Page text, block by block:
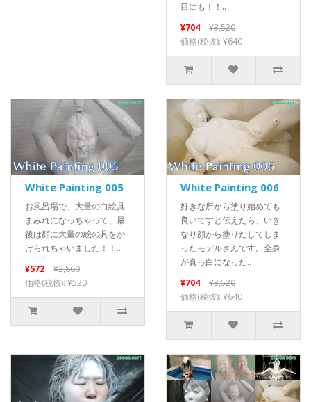
目にも！！..
¥704
¥3,520
価格(税抜): ¥640
White Painting 005
お風呂場で、大量の白絵具
まみれになっちゃって、最
後は顔に大量の絵の具をか
けられちゃいました！！..
¥572
¥2,860
価格(税抜): ¥520
White Painting 006
好きな所から塗り始めても
良いですと伝えたら、いき
なり顔から塗りだしてしま
ったモデルさんです。全身
が真っ白になった..
¥704
¥3,520
価格(税抜): ¥640